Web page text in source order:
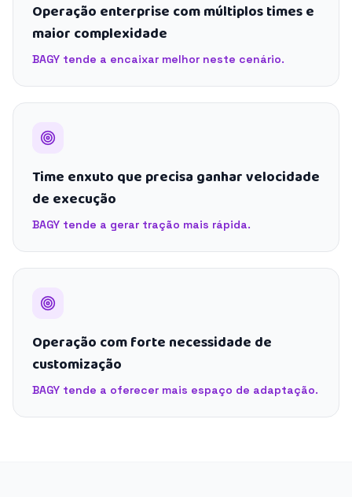
Operação enterprise com múltiplos times e
maior complexidade
BAGY tende a encaixar melhor neste cenário.
Time enxuto que precisa ganhar velocidade
de execução
BAGY tende a gerar tração mais rápida.
Operação com forte necessidade de
customização
BAGY tende a oferecer mais espaço de adaptação.